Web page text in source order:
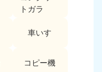
トガラ
車いす
コピー機
山口県
050-1880-9900